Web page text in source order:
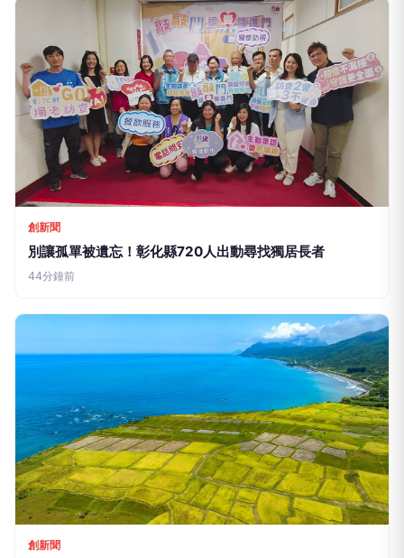
創新聞
別讓孤單被遺忘！彰化縣720人出動尋找獨居長者
44分鐘前
創新聞